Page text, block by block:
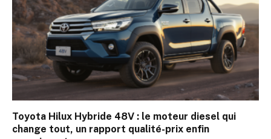
Toyota Hilux Hybride 48V : le moteur diesel qui
change tout, un rapport qualité-prix enfin